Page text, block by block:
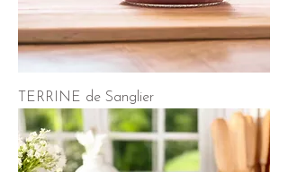
TERRINE de Sanglier